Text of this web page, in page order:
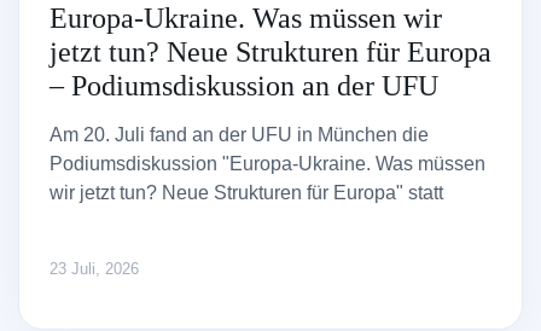
Europa-Ukraine. Was müssen wir
jetzt tun? Neue Strukturen für Europa
– Podiumsdiskussion an der UFU
Am 20. Juli fand an der UFU in München die
Podiumsdiskussion "Europa-Ukraine. Was müssen
wir jetzt tun? Neue Strukturen für Europa" statt
23 Juli, 2026